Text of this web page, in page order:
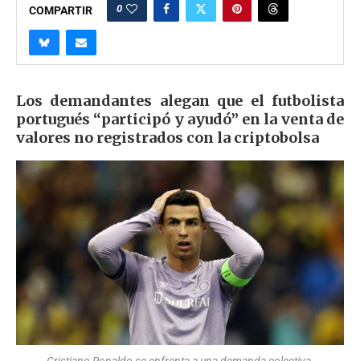
COMPARTIR 0
Los demandantes alegan que el futbolista
portugués “participó y ayudó” en la venta de
valores no registrados con la criptobolsa